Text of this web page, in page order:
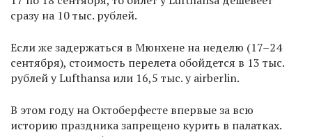
сразу на 10 тыс. рублей.
Если же задержаться в Мюнхене на неделю (17–24
сентября), стоимость перелета обойдется в 13 тыс.
рублей у Lufthansa или 16,5 тыс. у airberlin.
В этом году на Октоберфесте впервые за всю
историю праздника запрещено курить в палатках.